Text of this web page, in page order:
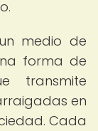
medio de
forma de
transmite
en
Cada